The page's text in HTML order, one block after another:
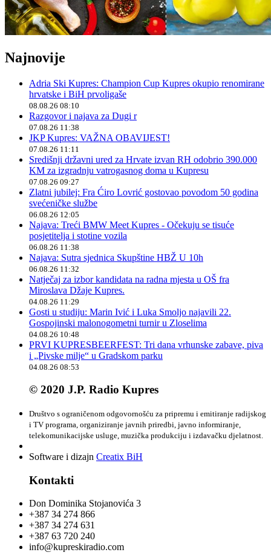
Najnovije
Adria Ski Kupres: Champion Cup Kupres okupio renomirane
hrvatske i BiH prvoligaše
08.08.26 08:10
Razgovor i najava za Dugi r
07.08.26 11:38
JKP Kupres: VAŽNA OBAVIJEST!
07.08.26 11:11
Središnji državni ured za Hrvate izvan RH odobrio 390.000
KM za izgradnju vatrogasnog doma u Kupresu
07.08.26 09:27
Zlatni jubilej: Fra Ćiro Lovrić gostovao povodom 50 godina
svećeničke službe
06.08.26 12:05
Najava: Treći BMW Meet Kupres - Očekuju se tisuće
posjetitelja i stotine vozila
06.08.26 11:38
Najava: Sutra sjednica Skupštine HBŽ U 10h
06.08.26 11:32
Natječaj za izbor kandidata na radna mjesta u OŠ fra
Miroslava Džaje Kupres.
04.08.26 11:29
Gosti u studiju: Marin Ivić i Luka Smoljo najavili 22.
Gospojinski malonogometni turnir u Zloselima
04.08.26 10:48
PRVI KUPRESBEERFEST: Tri dana vrhunske zabave, piva
i „Pivske milje“ u Gradskom parku
04.08.26 08:53
© 2020 J.P. Radio Kupres
Društvo s ograničenom odgovornošću za pripremu i emitiranje radijskog
i TV programa, organiziranje javnih priredbi, javno informiranje,
telekomunikacijske usluge, muzička produkciju i izdavačku djelatnost.
Software i dizajn Creatix BiH
Kontakti
Don Dominika Stojanovića 3
+387 34 274 866
+387 34 274 631
+387 63 720 240
info@kupreskiradio.com